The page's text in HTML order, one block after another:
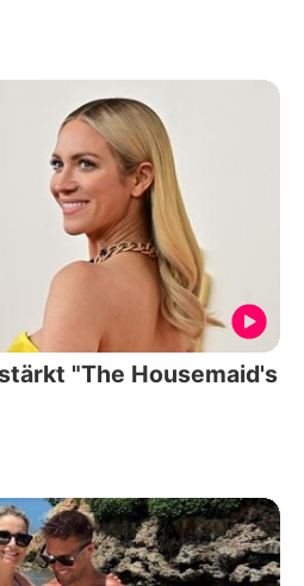
"The Housemaid's